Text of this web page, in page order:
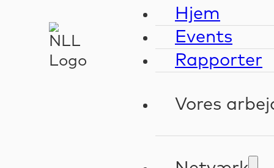
Hjem
Events
Rapporter
Vores